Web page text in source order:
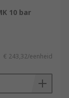
10 bar
€ 243,32/eenheid